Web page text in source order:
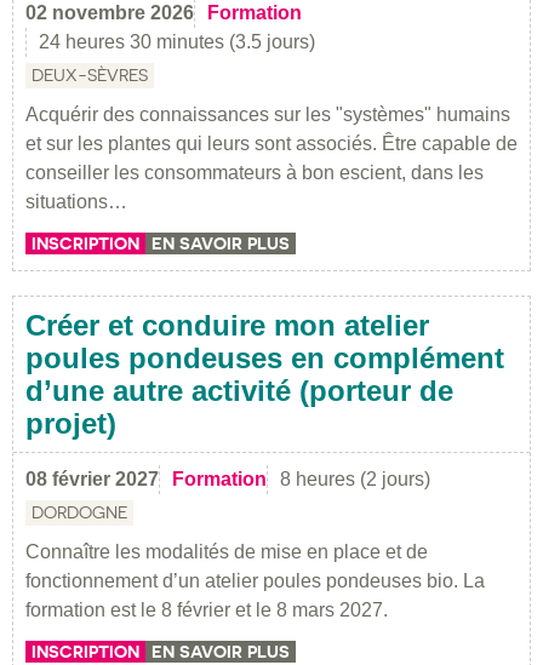
02 novembre 2026
Formation
24 heures 30 minutes (3.5 jours)
DEUX-SÈVRES
Acquérir des connaissances sur les "systèmes" humains
et sur les plantes qui leurs sont associés. Être capable de
conseiller les consommateurs à bon escient, dans les
situations…
INSCRIPTION EN SAVOIR PLUS
Créer et conduire mon atelier
poules pondeuses en complément
d’une autre activité (porteur de
projet)
08 février 2027 Formation 8 heures (2 jours)
DORDOGNE
Connaître les modalités de mise en place et de
fonctionnement d’un atelier poules pondeuses bio. La
formation est le 8 février et le 8 mars 2027.
INSCRIPTION EN SAVOIR PLUS